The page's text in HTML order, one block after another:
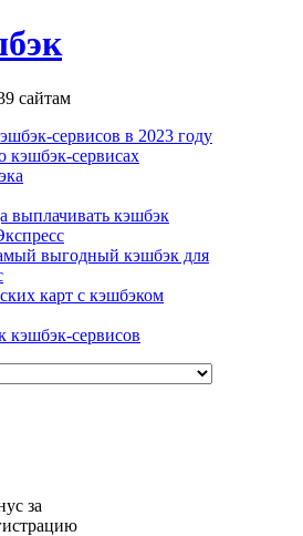
сайтам
сервисов в 2023 году
кэшбэк-сервисах
выплачивать кэшбэк
выгодный кэшбэк для
карт с кэшбэком
кэшбэк-сервисов
за